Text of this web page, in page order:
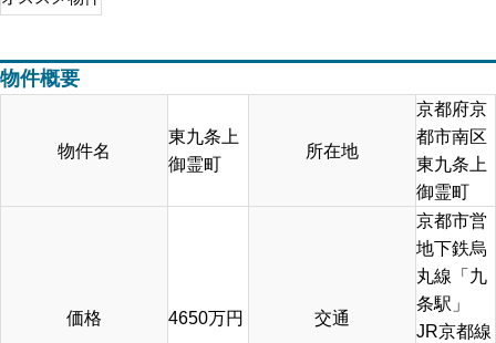
物件概要
物件名
東九条上
御霊町
所在地
京都府京
都市南区
東九条上
御霊町
価格 4650万円 交通
京都市営
地下鉄烏
丸線「九
条駅」
JR京都線